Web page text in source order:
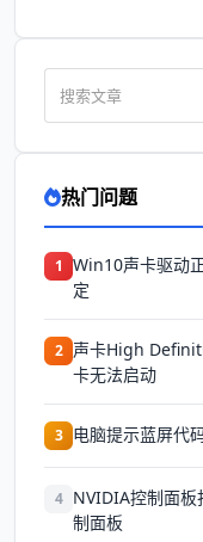
热门问题
1 Win10声卡驱动
定
2 声卡High
卡无法启动
3 电脑提示蓝屏代
4 NVIDIA控制面
制面板